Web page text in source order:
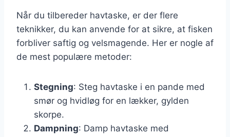
Når du tilbereder havtaske, er der flere
teknikker, du kan anvende for at sikre, at fisken
forbliver saftig og velsmagende. Her er nogle af
de mest populære metoder:
Stegning: Steg havtaske i en pande med
smør og hvidløg for en lækker, gylden
skorpe.
Dampning: Damp havtaske med